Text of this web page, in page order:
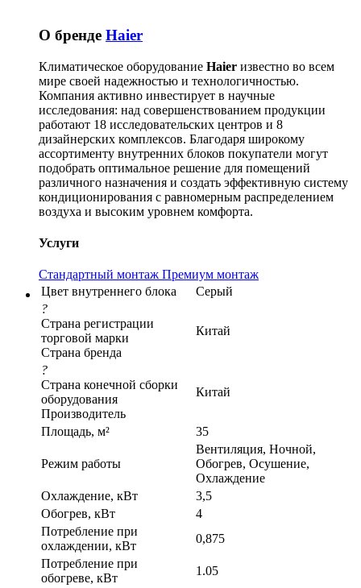
О бренде Haier
Климатическое оборудование Haier известно во всем
мире своей надежностью и технологичностью.
Компания активно инвестирует в научные
исследования: над совершенствованием продукции
работают 18 исследовательских центров и 8
дизайнерских комплексов. Благодаря широкому
ассортименту внутренних блоков покупатели могут
подобрать оптимальное решение для помещений
различного назначения и создать эффективную систему
кондиционирования с равномерным распределением
воздуха и высоким уровнем комфорта.
Услуги
Стандартный монтаж Премиум монтаж
Цвет внутреннего блока
Серый
?
Страна регистрации
торговой марки
Страна бренда
Китай
?
Страна конечной сборки
оборудования
Производитель
Китай
Площадь, м² 35
Режим работы
Вентиляция, Ночной,
Обогрев, Осушение,
Охлаждение
Охлаждение, кВт
3,5
Обогрев, кВт
4
Потребление при
охлаждении, кВт
0,875
Потребление при
обогреве, кВт
1.05